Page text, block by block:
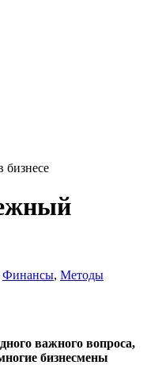
Финансы, Методы
важного вопроса,
бизнесмены